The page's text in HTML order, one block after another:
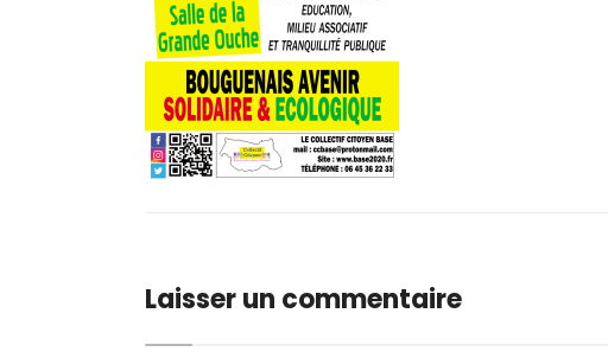
Laisser un commentaire